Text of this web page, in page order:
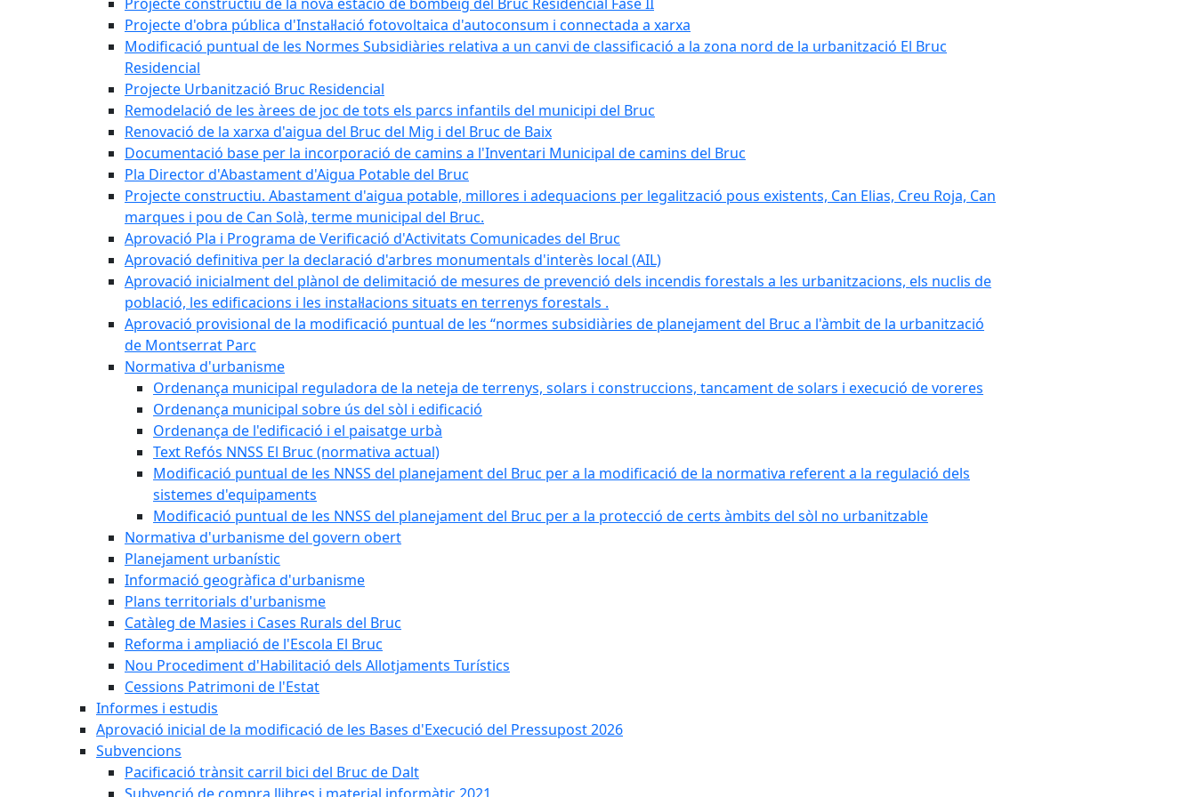
Projecte d'obra pública d'Instal·lació fotovoltaica d'autoconsum i connectada a xarxa
Modificació puntual de les Normes Subsidiàries relativa a un canvi de classificació a la zona nord de la urbanització El Bruc
Residencial
Projecte Urbanització Bruc Residencial
Remodelació de les àrees de joc de tots els parcs infantils del municipi del Bruc
Renovació de la xarxa d'aigua del Bruc del Mig i del Bruc de Baix
Documentació base per la incorporació de camins a l'Inventari Municipal de camins del Bruc
Pla Director d'Abastament d'Aigua Potable del Bruc
Projecte constructiu. Abastament d'aigua potable, millores i adequacions per legalització pous existents, Can Elias, Creu Roja, Can
marques i pou de Can Solà, terme municipal del Bruc.
Aprovació Pla i Programa de Verificació d'Activitats Comunicades del Bruc
Aprovació definitiva per la declaració d'arbres monumentals d'interès local (AIL)
Aprovació inicialment del plànol de delimitació de mesures de prevenció dels incendis forestals a les urbanitzacions, els nuclis de
població, les edificacions i les instal·lacions situats en terrenys forestals .
Aprovació provisional de la modificació puntual de les “normes subsidiàries de planejament del Bruc a l'àmbit de la urbanització
de Montserrat Parc
Normativa d'urbanisme
Ordenança municipal reguladora de la neteja de terrenys, solars i construccions, tancament de solars i execució de voreres
Ordenança municipal sobre ús del sòl i edificació
Ordenança de l'edificació i el paisatge urbà
Text Refós NNSS El Bruc (normativa actual)
Modificació puntual de les NNSS del planejament del Bruc per a la modificació de la normativa referent a la regulació dels
sistemes d'equipaments
Modificació puntual de les NNSS del planejament del Bruc per a la protecció de certs àmbits del sòl no urbanitzable
Normativa d'urbanisme del govern obert
Planejament urbanístic
Informació geogràfica d'urbanisme
Plans territorials d'urbanisme
Catàleg de Masies i Cases Rurals del Bruc
Reforma i ampliació de l'Escola El Bruc
Nou Procediment d'Habilitació dels Allotjaments Turístics
Cessions Patrimoni de l'Estat
Informes i estudis
Aprovació inicial de la modificació de les Bases d'Execució del Pressupost 2026
Subvencions
Pacificació trànsit carril bici del Bruc de Dalt